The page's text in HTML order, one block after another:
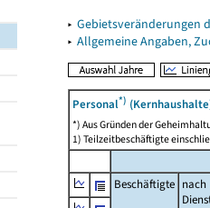
▸ Gebietsveränderungen
▸ Allgemeine Angaben,
Personal*)
*) Aus Gründen der
1) Teilzeitbeschäftigte
Beschäftigte nach